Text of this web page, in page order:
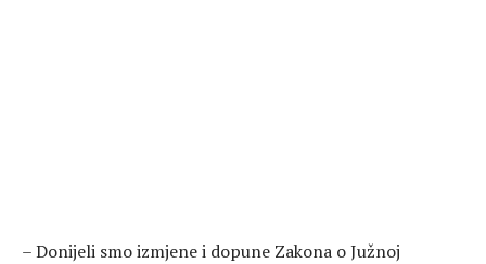
– Donijeli smo izmjene i dopune Zakona o Južnoj